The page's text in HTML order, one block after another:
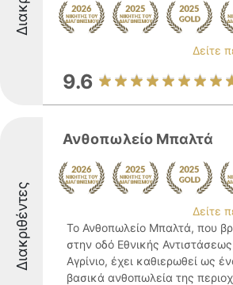
Δείτε
9.6
Διακριθέντες
Ανθοπωλείο Μπαλτά
Δείτε
Το Ανθοπωλείο Μπαλτά, που
στην οδό Εθνικής
Αγρίνιο, έχει καθιερωθεί ως
βασικά ανθοπωλεία της